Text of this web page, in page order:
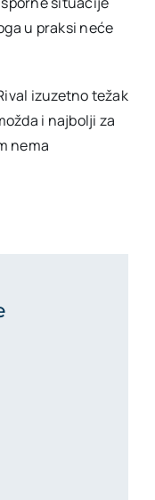
u praksi neće
izuzetno težak
i najbolji za
nema